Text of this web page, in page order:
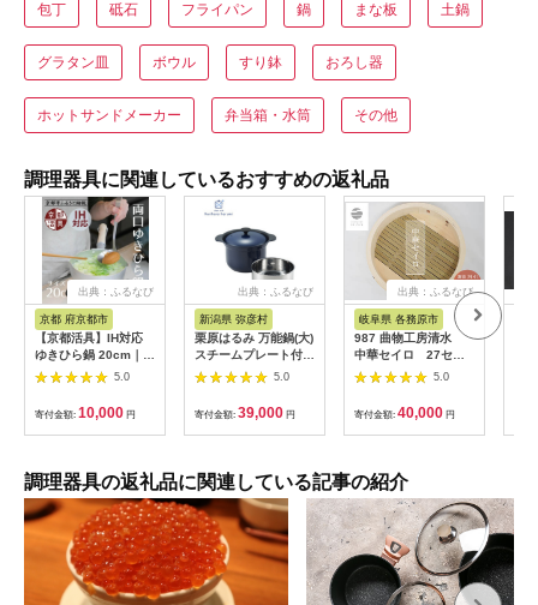
包丁 砥石 フライパン 鍋 まな板 土鍋
グラタン皿 ボウル すり鉢 おろし器
ホットサンドメーカー 弁当箱・水筒 その他
調理器具に関連しているおすすめの返礼品
出典：ふるなび
京都 府京都市
【京都活具】IH対応
ゆきひら鍋 20cm｜調
理器具 人気ブランド
こだわりのキッチンア
イテム 鍋
5.0
寄付金額: 10,000 円
出典：ふるなび
新潟県 弥彦村
栗原はるみ 万能鍋(大)
スチームプレート付き
(ネイビー) 径約20cm
ガス･IH対応 | 鍋 新潟
県 弥彦村
5.0
寄付金額: 39,000 円
出典：ふるなび
岐阜県 各務原市
987 曲物工房清水
中華セイロ 27セン
チ 身
5.0
寄付金額: 40,000 円
調理器具の返礼品に関連している記事の紹介